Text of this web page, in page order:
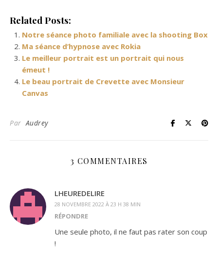
Related Posts:
Notre séance photo familiale avec la shooting Box
Ma séance d’hypnose avec Rokia
Le meilleur portrait est un portrait qui nous
émeut !
Le beau portrait de Crevette avec Monsieur
Canvas
Par Audrey
3 COMMENTAIRES
LHEUREDELIRE
28 NOVEMBRE 2022 À 23 H 38 MIN
RÉPONDRE
Une seule photo, il ne faut pas rater son coup
!